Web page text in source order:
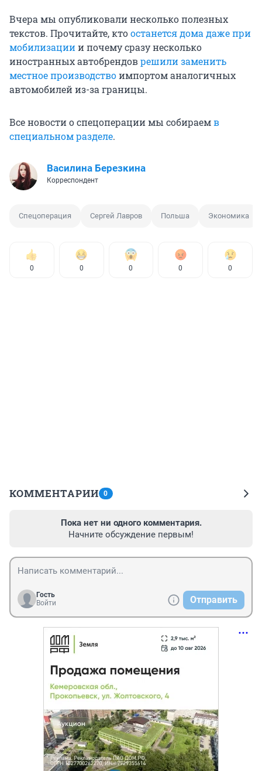
Вчера мы опубликовали несколько полезных
текстов. Прочитайте, ктоостанется дома даже при
мобилизациии почему сразу несколько
иностранных автобрендоврешили заменить
местное производствоимпортом аналогичных
автомобилей из-за границы.
Все новости о спецоперации мы собираемв
специальном разделе.
Василина Березкина
Корреспондент
Спецоперация Сергей Лавров Польша Экономика
0 0 0 0 0
КОММЕНТАРИИ 0
Пока нет ни одного комментария.
Начните обсуждение первым!
Гость
Войти
Отправить